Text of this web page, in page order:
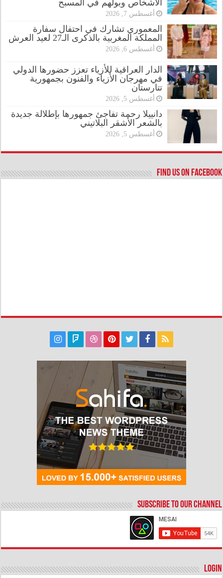
الأشخاص وبولهم في المسبح
أغسطس 7, 2026
المعموري تشارك في احتفال سفارة
المملكة المغربية بالذكرى الـ27 لعيد العرش
أغسطس 6, 2026
الدار العراقية للأزياء تعزز حضورها الدولي
في مهرجان الأزياء والفنون بجمهورية
تتارستان
أغسطس 5, 2026
دانييلا رحمة تفاجئ جمهورها بإطلالة جديدة
بالشعر الأشقر البلاتيني
أغسطس 5, 2026
Find us on Facebook
Subscribe to our Channel
Login